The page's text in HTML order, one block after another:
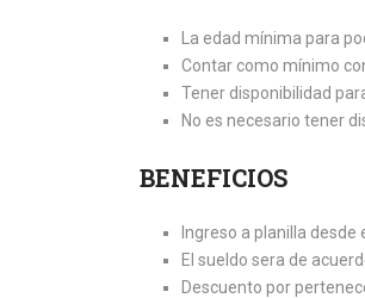
La edad mínima para
Contar como mínimo
Tener disponibilidad
No es necesario tener
BENEFICIOS
Ingreso a planilla desde
El sueldo sera de
Descuento por